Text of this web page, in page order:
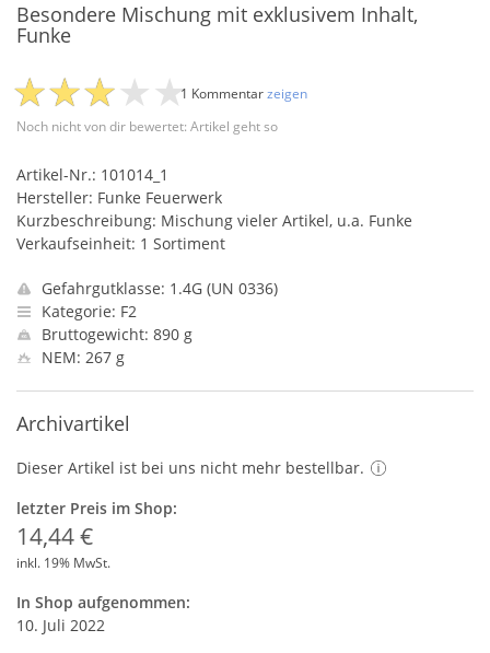
Besondere Mischung mit exklusivem Inhalt,
Funke
Noch nicht von dir bewertet: Artikel geht so
1 Kommentarzeigen
Artikel-Nr.: 101014_1
Hersteller: Funke Feuerwerk
Kurzbeschreibung: Mischung vieler Artikel, u.a. Funke
Verkaufseinheit: 1 Sortiment
Gefahrgutklasse: 1.4G (UN 0336)
Kategorie: F2
Bruttogewicht: 890 g
NEM: 267 g
Archivartikel
Dieser Artikel ist bei uns nicht mehr bestellbar.
letzter Preis im Shop:
14,44 €
inkl. 19% MwSt.
In Shop aufgenommen:
10. Juli 2022